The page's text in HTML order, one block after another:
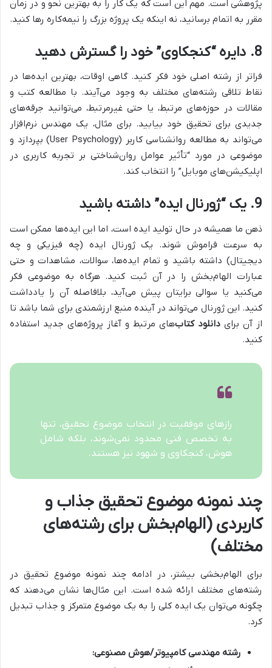
پژوهشی است. مهم این است که یک کار را به بهترین نحو و در زمان
مقرر به اتمام برسانید، نه اینکه یک پروژه بزرگ را نیمه‌کاره رها کنید.
8. دایره “کنجکاوی” خود را گسترش دهید
فراتر از رشته اصلی خود فکر کنید. گاهی اوقات، بهترین ایده‌ها در
نقاط تلاقی رشته‌های مختلف به وجود می‌آیند. با مطالعه کتب و
مقالات در حوزه‌های مرتبط، یا حتی غیرمرتبط، می‌توانید جرقه‌های
جدیدی برای تحقیق خود بیابید. برای مثال، یک مهندس نرم‌افزار
می‌تواند به مطالعه روانشناسی کاربر (User Psychology) بپردازد و
موضوعی در مورد “تأثیر عوامل روان‌شناختی بر تجربه کاربری در
اپلیکیشن‌های موبایل” را انتخاب کند.
9. یک “ژورنال ایده” داشته باشید
ذهن ما همیشه در حال تولید ایده است، اما این ایده‌ها ممکن است
به سرعت فراموش شوند. یک ژورنال ایده (چه فیزیکی و چه
دیجیتال) داشته باشید و تمام ایده‌ها، سوالات، مشاهدات و حتی
عبارات الهام‌بخش را در آن ثبت کنید. هرگاه به موضوعی فکر
می‌کنید یا سوالی برایتان پیش می‌آید، بلافاصله آن را یادداشت
کنید. این ژورنال می‌تواند در آینده منبع ارزشمندی برای شما باشد تا
از آن برای دانلود کتاب‌های مرتبط و آغاز پروژه‌های جدید استفاده
کنید.
رازهای موفقیت در انتخاب موضوع تحقیق، تنها
به تخصص فنی محدود نمی‌شوند، بلکه شامل
هوش، کنجکاوی و شهود نیز هستند.
چند نمونه موضوع تحقیق جذاب و
کاربردی (الهام‌بخش برای رشته‌های
مختلف)
برای الهام‌بخشی بیشتر، در ادامه چند نمونه موضوع تحقیق در
رشته‌های مختلف ارائه شده است. این مثال‌ها نشان می‌دهند که
چگونه می‌توان یک ایده کلی را به یک موضوع متمرکز و جذاب تبدیل
کرد.
رشته مهندسی کامپیوتر/هوش مصنوعی: